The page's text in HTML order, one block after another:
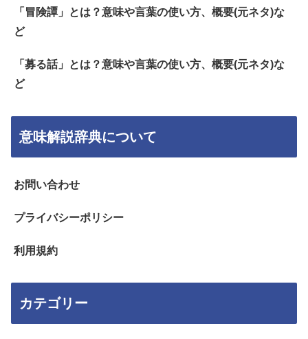
「冒険譚」とは？意味や言葉の使い方、概要(元ネタ)な
ど
「募る話」とは？意味や言葉の使い方、概要(元ネタ)な
ど
意味解説辞典について
お問い合わせ
プライバシーポリシー
利用規約
カテゴリー